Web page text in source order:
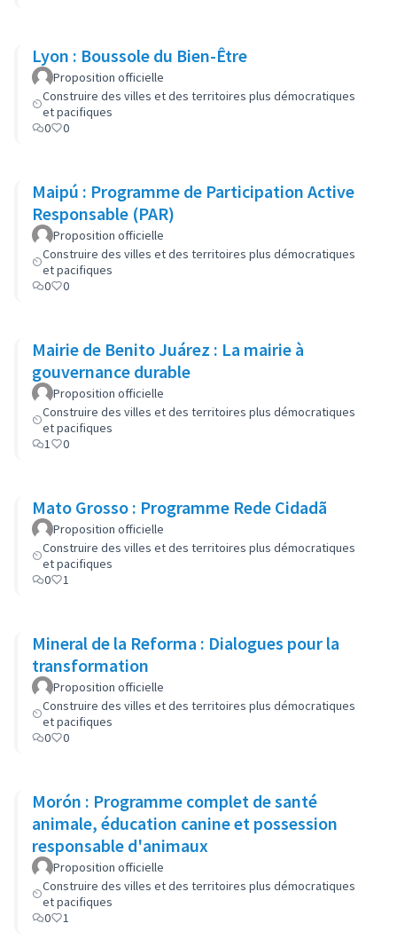
Lyon : Boussole du Bien-Être
Proposition officielle
Construire des villes et des territoires plus démocratiques
et pacifiques
0
0
Maipú : Programme de Participation Active
Responsable (PAR)
Proposition officielle
Construire des villes et des territoires plus démocratiques
et pacifiques
0
0
Mairie de Benito Juárez : La mairie à
gouvernance durable
Proposition officielle
Construire des villes et des territoires plus démocratiques
et pacifiques
1
0
Mato Grosso : Programme Rede Cidadã
Proposition officielle
Construire des villes et des territoires plus démocratiques
et pacifiques
0
1
Mineral de la Reforma : Dialogues pour la
transformation
Proposition officielle
Construire des villes et des territoires plus démocratiques
et pacifiques
0
0
Morón : Programme complet de santé
animale, éducation canine et possession
responsable d'animaux
Proposition officielle
Construire des villes et des territoires plus démocratiques
et pacifiques
0
1